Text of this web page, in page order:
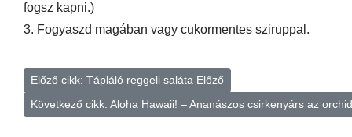
fogsz kapni.)
3. Fogyaszd magában vagy cukormentes sziruppal.
Előző cikk: Tápláló reggeli saláta Előző
Következő cikk: Aloha Hawaii! – Ananászos csirkenyárs az